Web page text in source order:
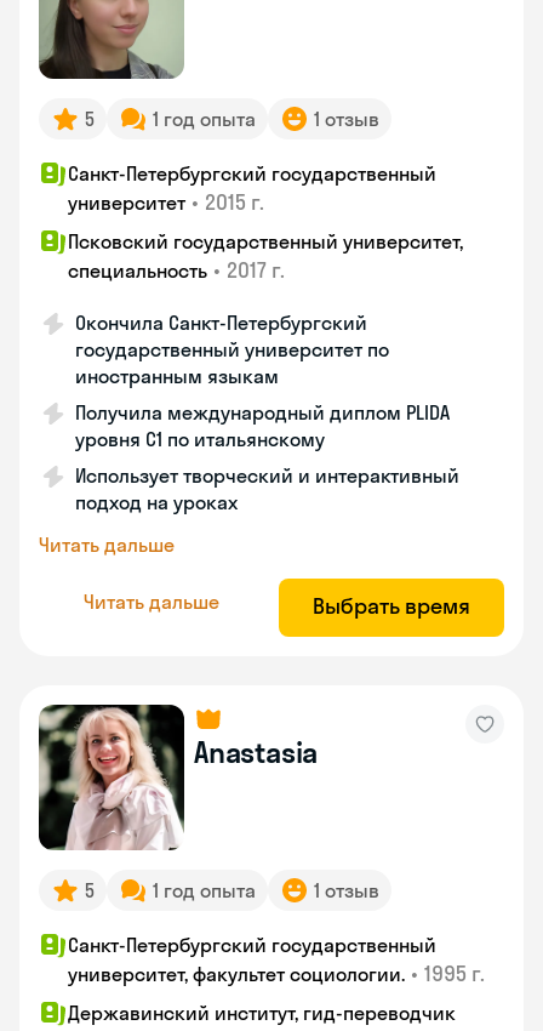
5 1 год опыта 1 отзыв
Санкт-Петербургский государственный
университет • 2015 г.
Псковский государственный университет,
специальность • 2017 г.
Окончила Санкт-Петербургский
государственный университет по
иностранным языкам
Получила международный диплом PLIDA
уровня С1 по итальянскому
Использует творческий и интерактивный
подход на уроках
Читать дальше
Читать дальше Выбрать время
Anastasia
5 1 год опыта 1 отзыв
Санкт-Петербургский государственный
университет, факультет социологии. • 1995 г.
Державинский институт, гид-переводчик